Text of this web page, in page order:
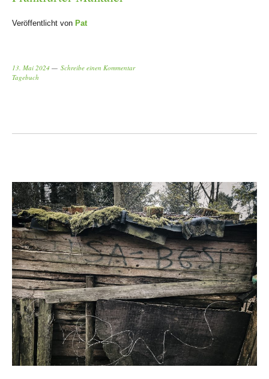
Veröffentlicht von Pat
13. Mai 2024
Schreibe einen Kommentar
Tagebuch